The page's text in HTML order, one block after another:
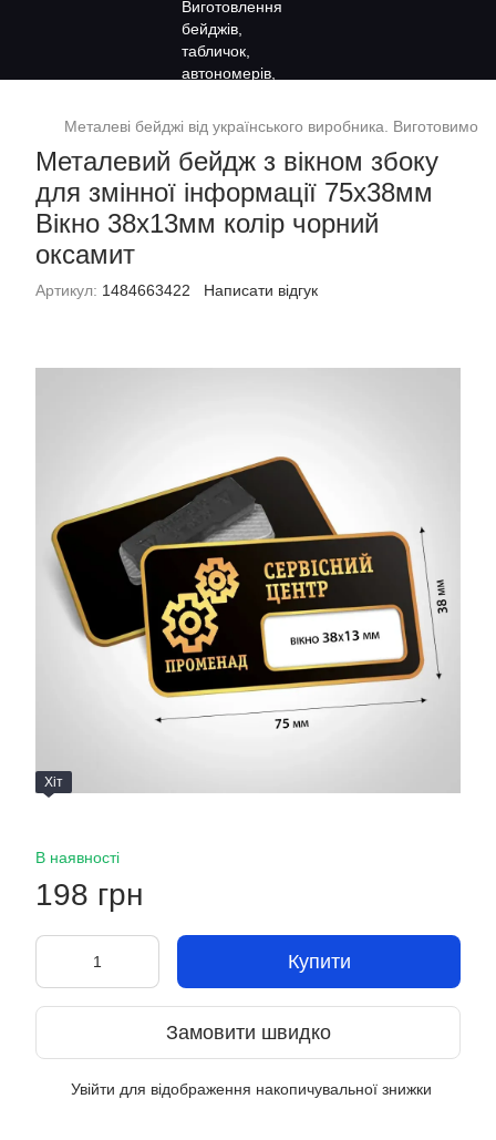
Металеві бейджі від українського виробника. Виготовимо
Металевий бейдж з вікном збоку
для змінної інформації 75х38мм
Вікно 38х13мм колір чорний
оксамит
Артикул: 1484663422 Написати відгук
Хіт
В наявності
198 грн
Купити
Замовити швидко
Увійти для відображення накопичувальної знижки